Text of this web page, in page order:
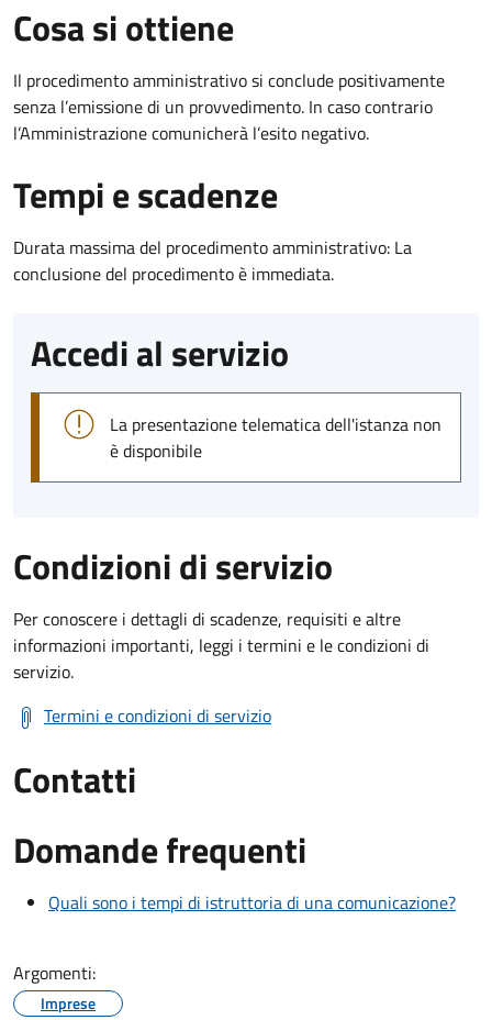
Cosa si ottiene
Il procedimento amministrativo si conclude positivamente
senza l’emissione di un provvedimento. In caso contrario
l’Amministrazione comunicherà l’esito negativo.
Tempi e scadenze
Durata massima del procedimento amministrativo: La
conclusione del procedimento è immediata.
Accedi al servizio
La presentazione telematica dell'istanza non
è disponibile
Condizioni di servizio
Per conoscere i dettagli di scadenze, requisiti e altre
informazioni importanti, leggi i termini e le condizioni di
servizio.
Termini e condizioni di servizio
Contatti
Domande frequenti
Quali sono i tempi di istruttoria di una comunicazione?
Argomenti:
Imprese